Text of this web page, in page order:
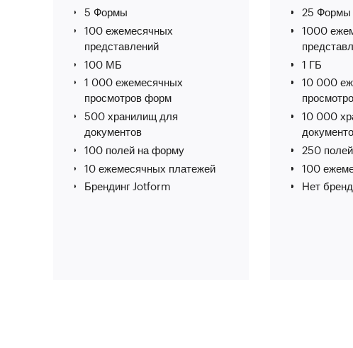
5 Формы
100 ежемесячных
представлений
100 МБ
1 000 ежемесячных
просмотров форм
500 хранилищ для
документов
100 полей на форму
10 ежемесячных платежей
Брендинг Jotform
25 Формы
1000
1 ГБ
10 000
10 000
250
100
Нет